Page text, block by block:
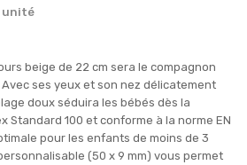
unité
beige de 22 cm sera le compagnon
ses yeux et son nez délicatement
doux séduira les bébés dès la
Standard 100 et conforme à la norme EN
pour les enfants de moins de 3
(50 x 9 mm) vous permet